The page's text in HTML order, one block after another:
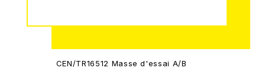
CEN/TR16512 Masse d'essai A/B